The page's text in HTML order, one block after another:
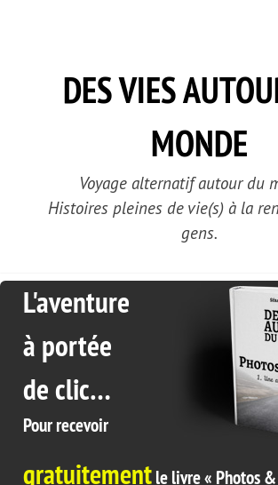
DES VIES
MONDE
Voyage alternatif autour du
Histoires pleines de vie(s) à la
gens.
L'aventure
à portée
de clic…
Pour recevoir
gratuitementle livre « Photos &